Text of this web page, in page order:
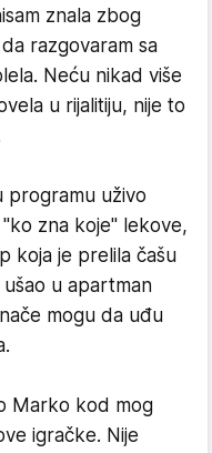
znala zbog
razgovaram sa
Neću nikad više
u rijalitiju, nije to
programu uživo
zna koje" lekove,
koja je prelila čašu
u apartman
mogu da uđu
Marko kod mog
igračke. Nije